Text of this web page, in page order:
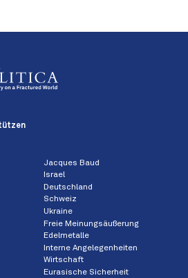
Jacques Baud
Israel
Deutschland
Schweiz
Ukraine
Freie Meinungsäußerung
Edelmetalle
Interne Angelegenheiten
Wirtschaft
Eurasische Sicherheit